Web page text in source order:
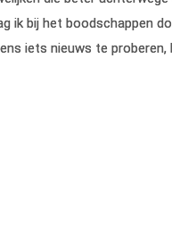
ik bij het boodschappen
iets nieuws te proberen,